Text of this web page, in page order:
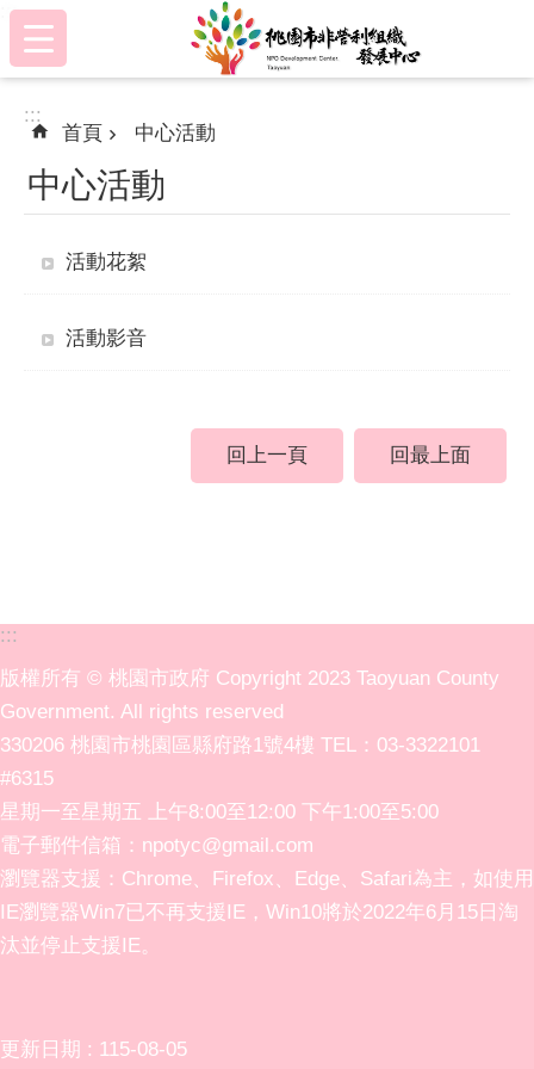
跳到主要內容區塊
:::
:::
首頁 中心活動
中心活動
活動花絮
活動影音
回上一頁 回最上面
:::
版權所有 © 桃園市政府 Copyright 2023 Taoyuan County
Government. All rights reserved
330206 桃園市桃園區縣府路1號4樓 TEL：03-3322101
#6315
星期一至星期五 上午8:00至12:00 下午1:00至5:00
電子郵件信箱：npotyc@gmail.com
瀏覽器支援：Chrome、Firefox、Edge、Safari為主，如使用
IE瀏覽器Win7已不再支援IE，Win10將於2022年6月15日淘
汰並停止支援IE。
更新日期 115-08-05